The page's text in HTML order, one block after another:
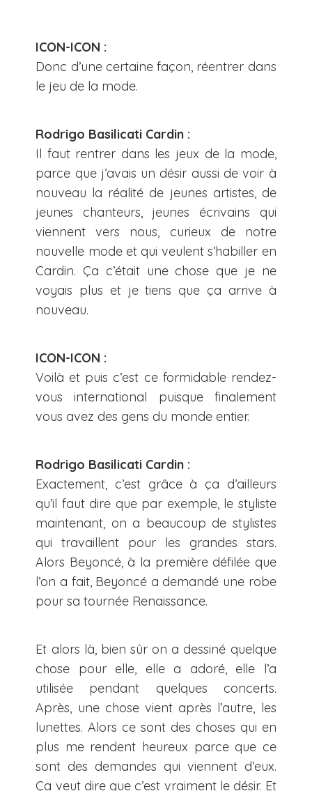
ICON-ICON :
Donc d’une certaine façon, réentrer dans
le jeu de la mode.
Rodrigo Basilicati Cardin :
Il faut rentrer dans les jeux de la mode,
parce que j’avais un désir aussi de voir à
nouveau la réalité de jeunes artistes, de
jeunes chanteurs, jeunes écrivains qui
viennent vers nous, curieux de notre
nouvelle mode et qui veulent s’habiller en
Cardin. Ça c’était une chose que je ne
voyais plus et je tiens que ça arrive à
nouveau.
ICON-ICON :
Voilà et puis c’est ce formidable rendez-
vous international puisque finalement
vous avez des gens du monde entier.
Rodrigo Basilicati Cardin :
Exactement, c’est grâce à ça d’ailleurs
qu’il faut dire que par exemple, le styliste
maintenant, on a beaucoup de stylistes
qui travaillent pour les grandes stars.
Alors Beyoncé, à la première défilée que
l’on a fait, Beyoncé a demandé une robe
pour sa tournée Renaissance.
Et alors là, bien sûr on a dessiné quelque
chose pour elle, elle a adoré, elle l’a
utilisée pendant quelques concerts.
Après, une chose vient après l’autre, les
lunettes. Alors ce sont des choses qui en
plus me rendent heureux parce que ce
sont des demandes qui viennent d’eux.
Ça veut dire que c’est vraiment le désir. Et